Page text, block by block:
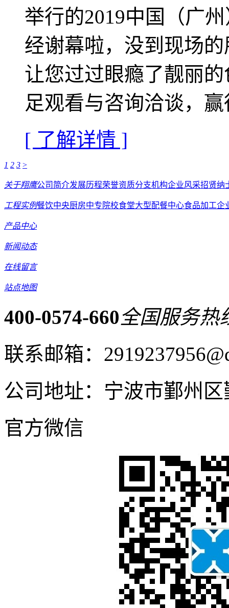
举行的2019中国（广
经谢幕啦，没到现场
让您过过眼瘾了靓丽
足观看与咨询洽谈，
[ 了解详情 ]
1 2 3 >
关于翔鹰公司简介发展历程荣誉资质分支机构企业风采招贤纳
工程实例餐饮中央厨房中专院校食堂大型配餐中心食品加工企
产品中心
新闻动态
在线留言
站点地图
400-0574-660全国服务热
联系邮箱：
公司地址：宁波市鄞州
官方微信